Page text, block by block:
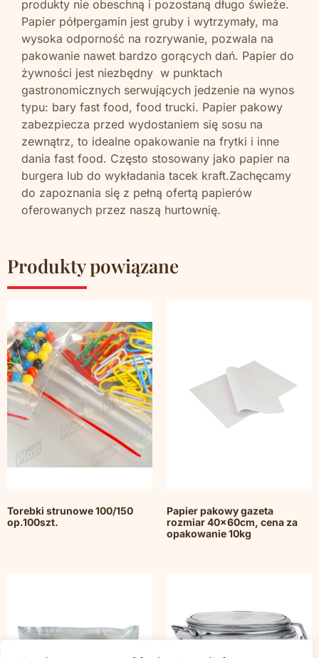
produkty nie obeschną i pozostaną długo świeże.
Papier półpergamin jest gruby i wytrzymały, ma
wysoka odporność na rozrywanie, pozwala na
pakowanie nawet bardzo gorących dań. Papier do
żywności jest niezbędny w punktach
gastronomicznych serwujących jedzenie na wynos
typu: bary fast food, food trucki. Papier pakowy
zabezpiecza przed wydostaniem się sosu na
zewnątrz, to idealne opakowanie na frytki i inne
dania fast food. Często stosowany jako papier na
burgera lub do wykładania tacek kraft.Zachęcamy
do zapoznania się z pełną ofertą papierów
oferowanych przez naszą hurtownię.
Produkty powiązane
Torebki strunowe 100/150
op.100szt.
Papier pakowy gazeta
rozmiar 40x60cm, cena za
opakowanie 10kg